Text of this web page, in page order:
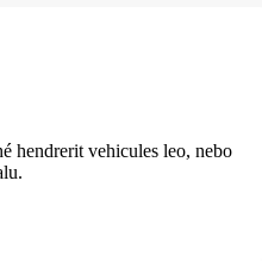
hendrerit vehicules leo, nebo